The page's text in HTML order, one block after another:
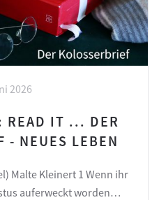
2026
READ IT ... DER
- NEUES LEBEN
Malte Kleinert 1 Wenn ihr
auferweckt worden…